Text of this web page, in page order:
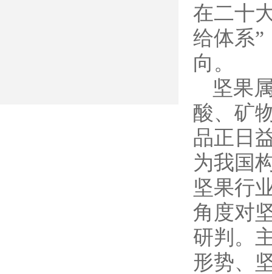
在二十
给体系”
向。
坚果
酸、矿
品正日
为我国
坚果行
角度对
研判。
形势、